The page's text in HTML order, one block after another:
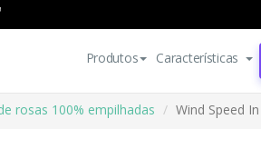
Produtos Características
rosas 100% empilhadas Wind Speed